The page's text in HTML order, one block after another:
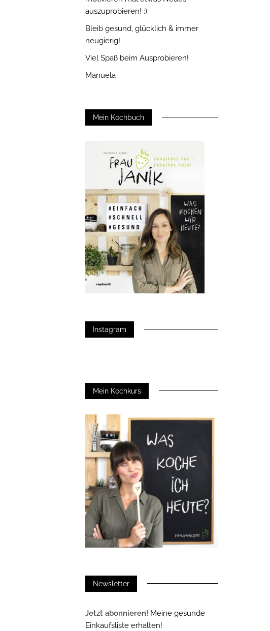
auszuprobieren! :)
Bleib gesund, glücklich & immer
neugierig!
Viel Spaß beim Ausprobieren!
Manuela
Mein Kochbuch
Instagram
Mein Kochkurs
Newsletter
Jetzt abonnieren! Meine gesunde
Einkaufsliste erhalten!